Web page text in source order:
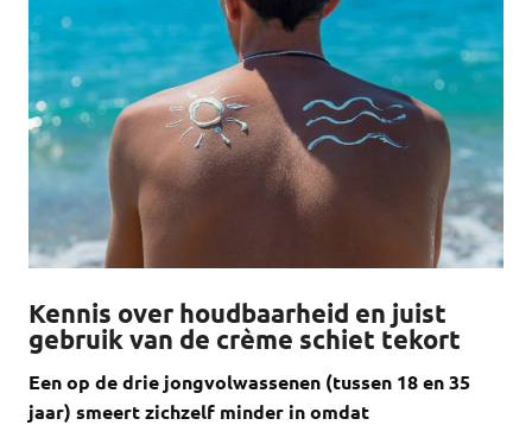
Kennis over houdbaarheid en juist
gebruik van de crème schiet tekort
Een op de drie jongvolwassenen (tussen 18 en 35
jaar) smeert zichzelf minder in omdat